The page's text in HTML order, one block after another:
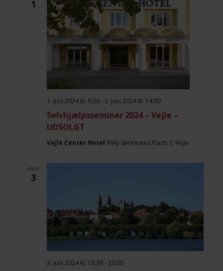
1
Selvhjælpsseminar 2024 – Vejle –
UDSOLGT
1. juni 2024 kl. 9:30- 2. juni 2024 kl. 14:00
Vejle Center Hotel Willy Sørensens Plads 3, Vejle
MAN
3
3. juni 2024 kl. 18:30- 20:00